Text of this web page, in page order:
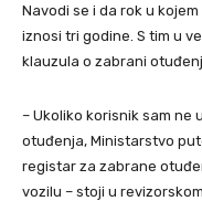
Navodi se i da rok u
iznosi tri godine. S tim u
klauzula o zabrani
– Ukoliko korisnik sam
otuđenja, Ministarstvo
registar za zabrane
vozilu – stoji u